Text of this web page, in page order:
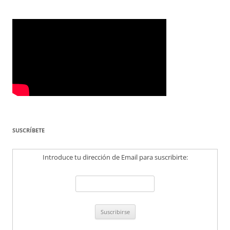
SUSCRÍBETE
Introduce tu dirección de Email para suscribirte: